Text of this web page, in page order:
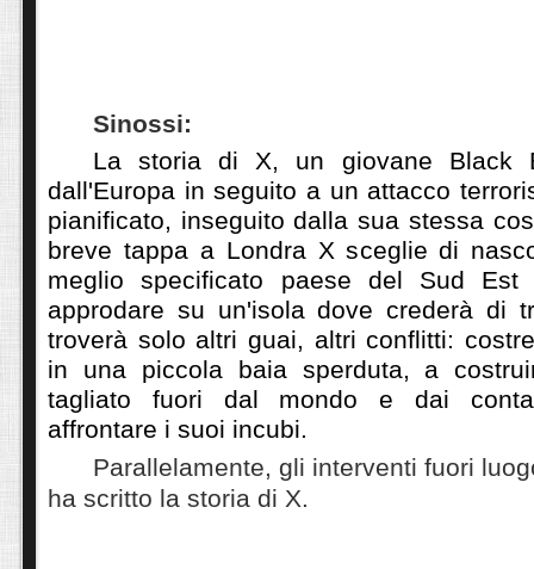
Sinossi:
La storia di X, un giovane Black
dall'Europa in seguito a un attacco
pianificato, inseguito dalla sua stessa
breve tappa a Londra X sceglie di
meglio specificato paese del Sud Est
approdare su un'isola dove crederà di
troverà solo altri guai, altri conflitti:
in una piccola baia sperduta, a
tagliato fuori dal mondo e dai
affrontare i suoi incubi.
Parallelamente, gli interventi fuori
ha scritto la storia di X.